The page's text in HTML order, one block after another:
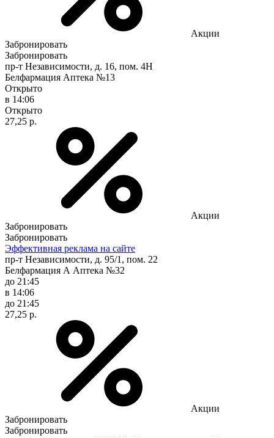
Акции
Забронировать
Забронировать
пр-т Независимости, д. 16, пом. 4Н
Белфармация Аптека №13
Открыто
в 14:06
Открыто
27,25 р.
Акции
Забронировать
Забронировать
Эффективная реклама на сайте
пр-т Независимости, д. 95/1, пом. 22
Белфармация А Аптека №32
до 21:45
в 14:06
до 21:45
27,25 р.
Акции
Забронировать
Забронировать